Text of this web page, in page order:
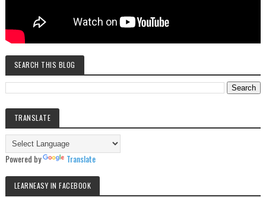
SEARCH THIS BLOG
TRANSLATE
Powered by Translate
LEARNEASY IN FACEBOOK